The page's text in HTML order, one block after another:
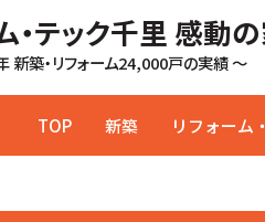
・テック千里 感動
新築・リフォーム24,000戸の実績 ～
TOP 新築 リフォーム